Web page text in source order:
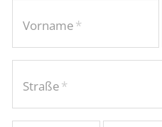
Vorname*
Straße*